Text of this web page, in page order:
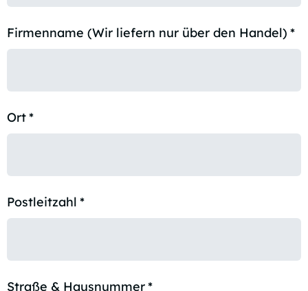
Firmenname (Wir liefern nur über den Handel) *
Ort*
Postleitzahl *
Straße & Hausnummer*